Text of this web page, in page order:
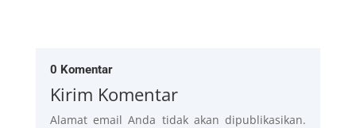
0 Komentar
Kirim Komentar
Alamat email Anda tidak akan dipublikasikan.